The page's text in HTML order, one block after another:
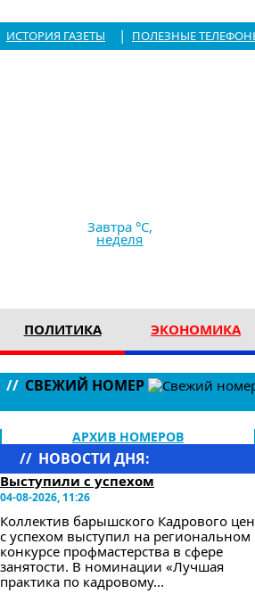
ИСТОРИЯ ГАЗЕТЫ | ПОЛЕЗНЫЕ
Завтра °C,
неделя
ПОЛИТИКА ЭКОНОМИКА
// СВЕЖИЙ НОМЕР
АРХИВ НОМЕРОВ
// НОВОСТИ ДНЯ:
Выступили с успехом
04-08-2026, 11:26
Коллектив барышского Кадрового
с успехом выступил на региональном
конкурсе профмастерства в сфере
занятости. В номинации «Лучшая
практика по кадровому...